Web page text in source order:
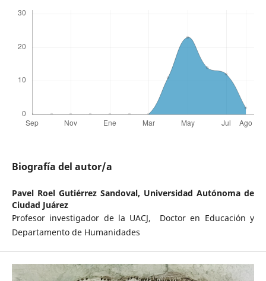
Biografía del autor/a
Pavel Roel Gutiérrez Sandoval, Universidad Autónoma de
Ciudad Juárez
Profesor investigador de la UACJ, Doctor en Educación y
Departamento de Humanidades